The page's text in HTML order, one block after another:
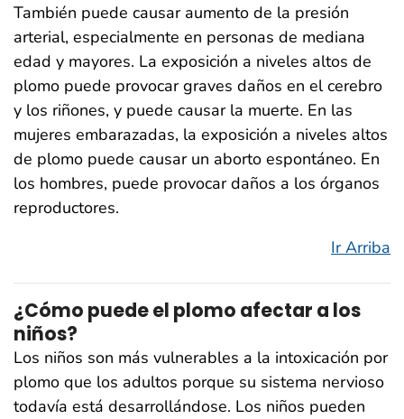
También puede causar aumento de la presión
arterial, especialmente en personas de mediana
edad y mayores. La exposición a niveles altos de
plomo puede provocar graves daños en el cerebro
y los riñones, y puede causar la muerte. En las
mujeres embarazadas, la exposición a niveles altos
de plomo puede causar un aborto espontáneo. En
los hombres, puede provocar daños a los órganos
reproductores.
Ir Arriba
¿Cómo puede el plomo afectar a los
niños?
Los niños son más vulnerables a la intoxicación por
plomo que los adultos porque su sistema nervioso
todavía está desarrollándose. Los niños pueden